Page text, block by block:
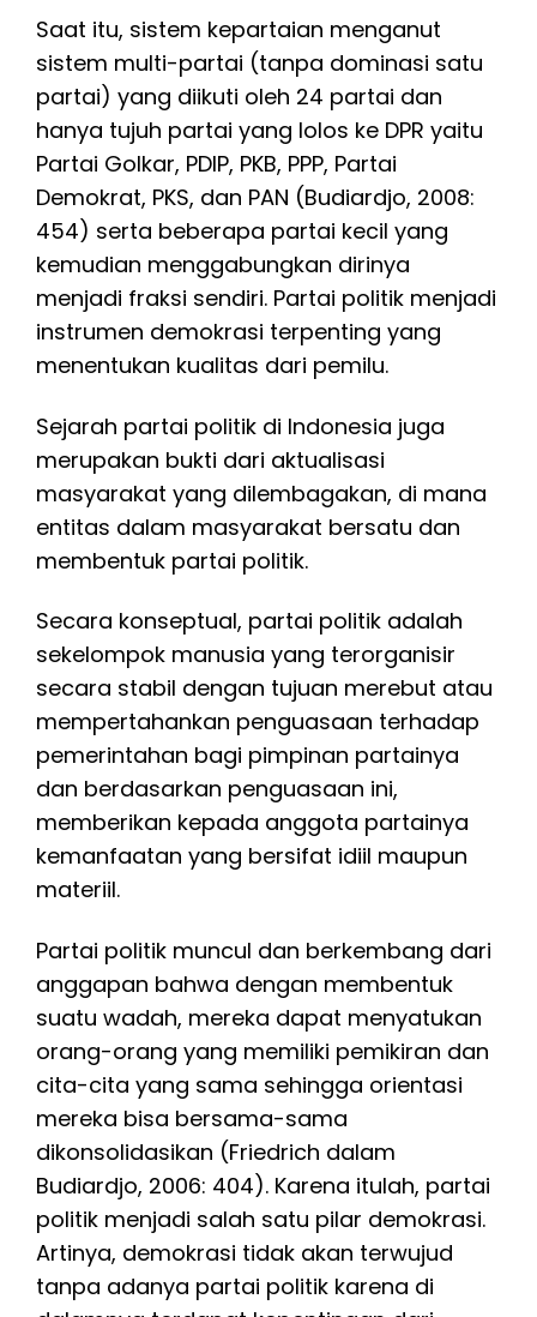
Saat itu, sistem kepartaian menganut
sistem multi-partai (tanpa dominasi satu
partai) yang diikuti oleh 24 partai dan
hanya tujuh partai yang lolos ke DPR yaitu
Partai Golkar, PDIP, PKB, PPP, Partai
Demokrat, PKS, dan PAN (Budiardjo, 2008:
454) serta beberapa partai kecil yang
kemudian menggabungkan dirinya
menjadi fraksi sendiri. Partai politik menjadi
instrumen demokrasi terpenting yang
menentukan kualitas dari pemilu.
Sejarah partai politik di Indonesia juga
merupakan bukti dari aktualisasi
masyarakat yang dilembagakan, di mana
entitas dalam masyarakat bersatu dan
membentuk partai politik.
Secara konseptual, partai politik adalah
sekelompok manusia yang terorganisir
secara stabil dengan tujuan merebut atau
mempertahankan penguasaan terhadap
pemerintahan bagi pimpinan partainya
dan berdasarkan penguasaan ini,
memberikan kepada anggota partainya
kemanfaatan yang bersifat idiil maupun
materiil.
Partai politik muncul dan berkembang dari
anggapan bahwa dengan membentuk
suatu wadah, mereka dapat menyatukan
orang-orang yang memiliki pemikiran dan
cita-cita yang sama sehingga orientasi
mereka bisa bersama-sama
dikonsolidasikan (Friedrich dalam
Budiardjo, 2006: 404). Karena itulah, partai
politik menjadi salah satu pilar demokrasi.
Artinya, demokrasi tidak akan terwujud
tanpa adanya partai politik karena di